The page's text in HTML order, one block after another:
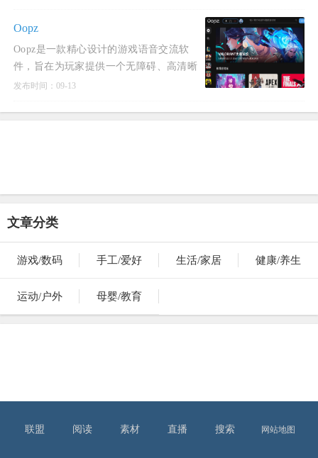
Oopz
Oopz是一款精心设计的游戏语音交流软
件，旨在为玩家提供一个无障碍、高清晰
度的语音沟通平台，以增强游戏体验。
发布时间：09-13
文章分类
游戏/数码 手工/爱好 生活/家居 健康/养生
运动/户外 母婴/教育
联盟 阅读 素材 直播 搜索 网站地图